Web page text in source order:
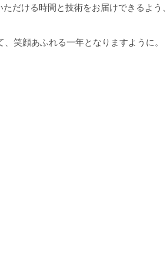
だける時間と技術をお届けできるよう、
、笑顔あふれる一年となりますように。